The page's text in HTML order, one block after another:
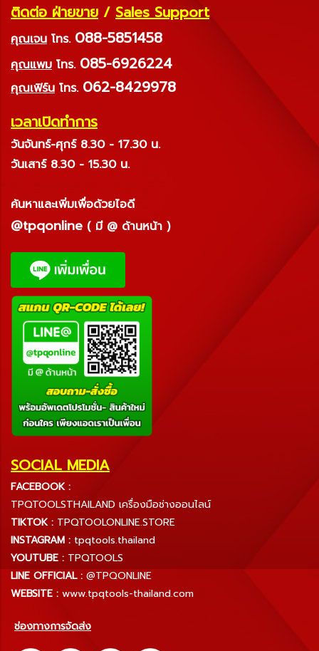
ติดต่อ ฝ่ายขาย / Sales Support
คุณเจน โทร. 088-5851458
คุณแพม โทร. 085-6926224
คุณเฟิร์น โทร. 062-8429978
เวลาเปิดทำการ
วันจันทร์-ศุกร์ 8.30 - 17.30 น.
วันเสาร์ 8.30 - 15.30 น.
ค้นหาและเพิ่มเพื่อด้วยไอดี
@tpqonline ( มี @ ด้านหน้า )
SOCIAL MEDIA
FACEBOOK :
TPQTOOLSTHAILAND เครื่องมือช่างออนไลน์
TIKTOK : TPQTOOLONLINE.STORE
INSTAGRAM : tpqtools.thailand
YOUTUBE : TPQTOOLS
LINE OFFICIAL : @TPQONLINE
WEBSITE : www.tpqtools-thailand.com
ช่องทางการจัดส่ง